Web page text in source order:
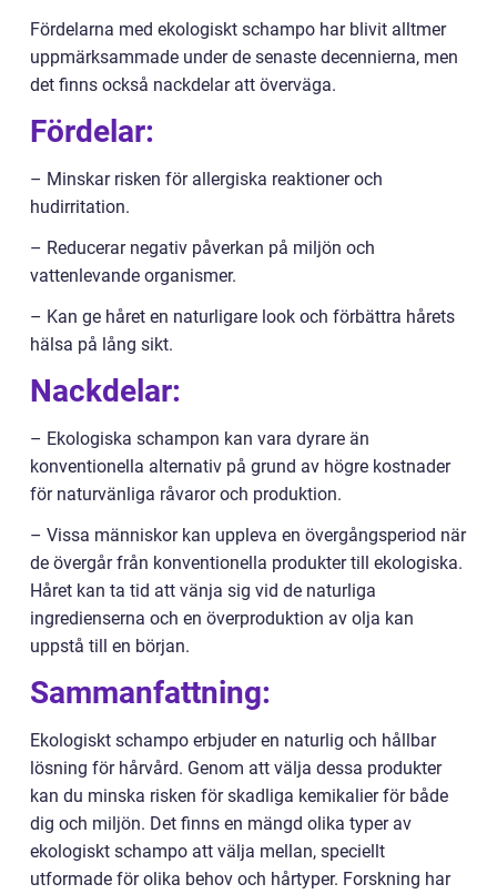
Fördelarna med ekologiskt schampo har blivit alltmer
uppmärksammade under de senaste decennierna, men
det finns också nackdelar att överväga.
Fördelar:
– Minskar risken för allergiska reaktioner och
hudirritation.
– Reducerar negativ påverkan på miljön och
vattenlevande organismer.
– Kan ge håret en naturligare look och förbättra hårets
hälsa på lång sikt.
Nackdelar:
– Ekologiska schampon kan vara dyrare än
konventionella alternativ på grund av högre kostnader
för naturvänliga råvaror och produktion.
– Vissa människor kan uppleva en övergångsperiod när
de övergår från konventionella produkter till ekologiska.
Håret kan ta tid att vänja sig vid de naturliga
ingredienserna och en överproduktion av olja kan
uppstå till en början.
Sammanfattning:
Ekologiskt schampo erbjuder en naturlig och hållbar
lösning för hårvård. Genom att välja dessa produkter
kan du minska risken för skadliga kemikalier för både
dig och miljön. Det finns en mängd olika typer av
ekologiskt schampo att välja mellan, speciellt
utformade för olika behov och hårtyper. Forskning har